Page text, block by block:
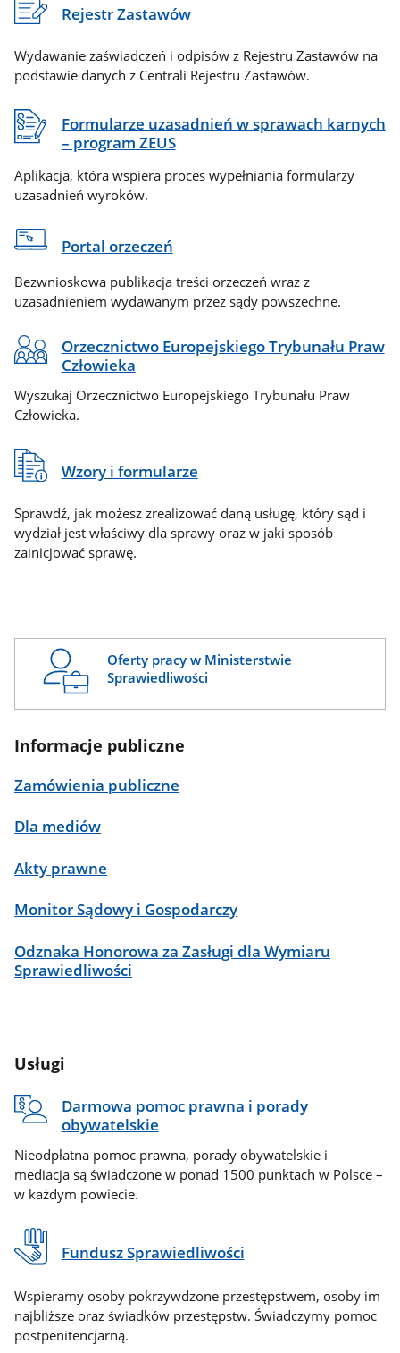
Rejestr Zastawów
Wydawanie zaświadczeń i odpisów z Rejestru Zastawów na
podstawie danych z Centrali Rejestru Zastawów.
Formularze uzasadnień w sprawach karnych
– program ZEUS
Aplikacja, która wspiera proces wypełniania formularzy
uzasadnień wyroków.
Portal orzeczeń
Bezwnioskowa publikacja treści orzeczeń wraz z
uzasadnieniem wydawanym przez sądy powszechne.
Orzecznictwo Europejskiego Trybunału Praw
Człowieka
Wyszukaj Orzecznictwo Europejskiego Trybunału Praw
Człowieka.
Wzory i formularze
Sprawdź, jak możesz zrealizować daną usługę, który sąd i
wydział jest właściwy dla sprawy oraz w jaki sposób
zainicjować sprawę.
Oferty pracy w Ministerstwie
Sprawiedliwości
Informacje publiczne
Zamówienia publiczne
Dla mediów
Akty prawne
Monitor Sądowy i Gospodarczy
Odznaka Honorowa za Zasługi dla Wymiaru
Sprawiedliwości
Usługi
Darmowa pomoc prawna i porady
obywatelskie
Nieodpłatna pomoc prawna, porady obywatelskie i
mediacja są świadczone w ponad 1500 punktach w Polsce –
w każdym powiecie.
Fundusz Sprawiedliwości
Wspieramy osoby pokrzywdzone przestępstwem, osoby im
najbliższe oraz świadków przestępstw. Świadczymy pomoc
postpenitencjarną.